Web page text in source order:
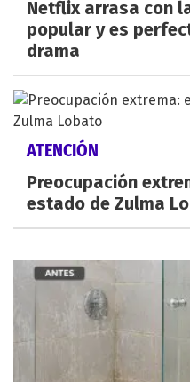
Netflix arrasa con
popular y es
drama
ATENCIÓN
Preocupación
estado de Zulma